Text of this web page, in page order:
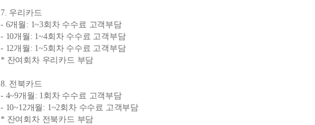
7. 우리카드
- 6개월: 1~3회차 수수료 고객부담
- 10개월: 1~4회차 수수료 고객부담
- 12개월: 1~5회차 수수료 고객부담
* 잔여회차 우리카드 부담
8. 전북카드
- 4~9개월: 1회차 수수료 고객부담
- 10~12개월: 1~2회차 수수료 고객부담
* 잔여회차 전북카드 부담